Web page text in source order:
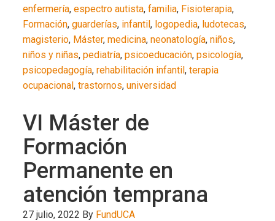
enfermería,espectro autista,familia, Fisioterapia,
Formación,guarderías, infantil, logopedia, ludotecas,
magisterio, Máster,medicina,neonatología,niños,
niños y niñas,pediatría,psicoeducación,psicología,
psicopedagogía,rehabilitación infantil,terapia
ocupacional,trastornos,universidad
VI Máster de
Formación
Permanente en
atención temprana
27 julio, 2022 By FundUCA